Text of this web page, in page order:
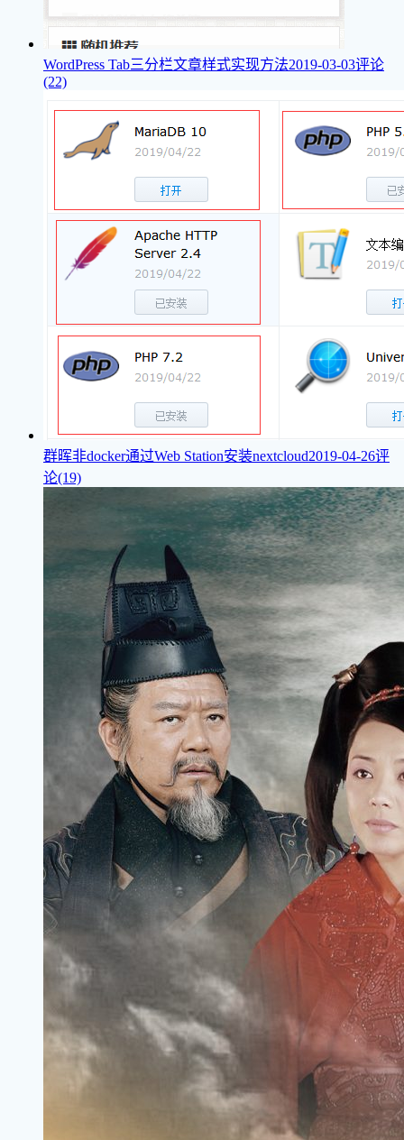
WordPress Tab三分栏文章样式实现方法2019-03-03评论
(22)
群晖非docker通过Web Station安装nextcloud2019-04-26评
论(19)